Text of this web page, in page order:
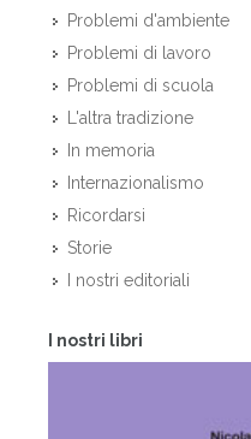
Problemi d'ambiente
Problemi di lavoro
Problemi di scuola
L'altra tradizione
In memoria
Internazionalismo
Ricordarsi
Storie
I nostri editoriali
I nostri libri